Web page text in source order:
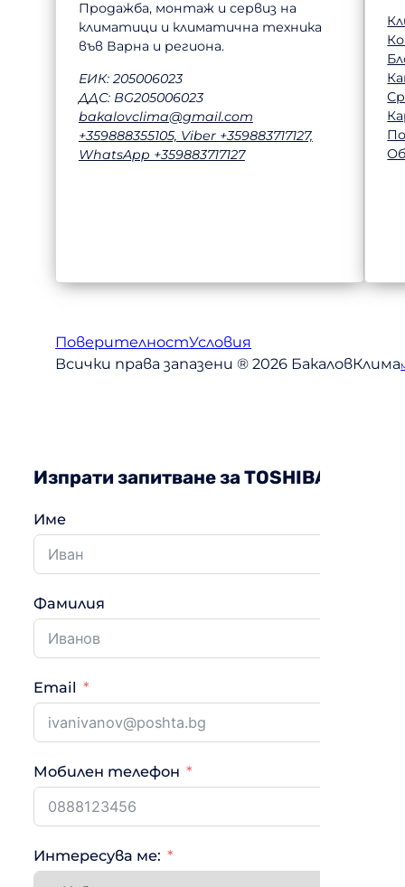
Продажба, монтаж и сервиз на
климатици и климатична техника
във Варна и региона.
ЕИК: 205006023
ДДС: BG205006023
bakalovclima@gmail.com
+359888355105, Viber +359883717127,
WhatsApp +359883717127
ПоверителностУсловия
Всички права запазени ® 2026 БакаловКлима
Изпрати запитване за TOSHIBA RAS-
Име
Фамилия
Email
Мобилен телефон
Интересува ме: